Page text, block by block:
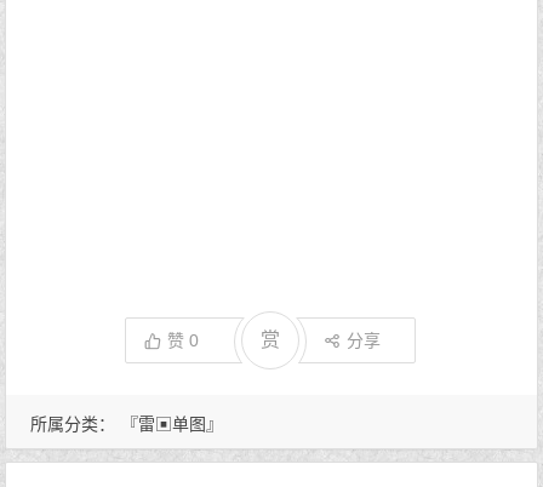
所属分类： 『雷▣单图』
赞 0 赏 分享